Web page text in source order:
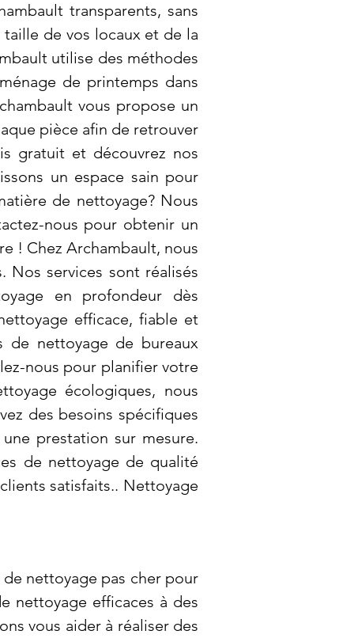
transparents, sans
de vos locaux et de la
utilise des méthodes
de printemps dans
vous propose un
pièce afin de retrouver
gratuit et découvrez nos
un espace sain pour
de nettoyage? Nous
nous pour obtenir un
! Chez Archambault, nous
Nos services sont réalisés
en profondeur dès
efficace, fiable et
de nettoyage de bureaux
nous pour planifier votre
écologiques, nous
des besoins spécifiques
prestation sur mesure.
de nettoyage de qualité
satisfaits.. Nettoyage
nettoyage pas cher pour
nettoyage efficaces à des
vous aider à réaliser des